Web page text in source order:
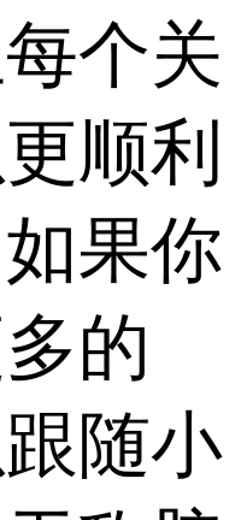
个关
顺利
果你
的
随小